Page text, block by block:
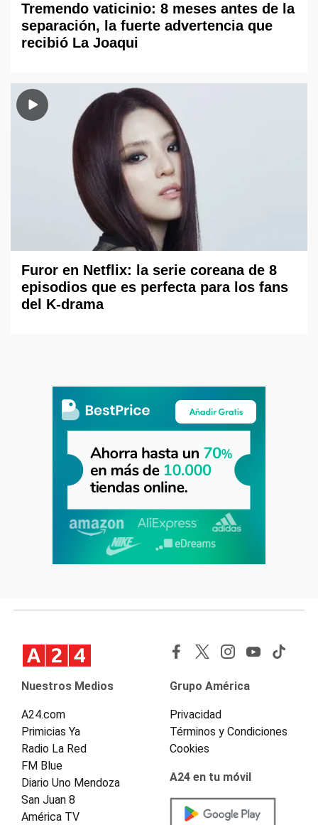
Tremendo vaticinio: 8 meses antes de la
separación, la fuerte advertencia que
recibió La Joaqui
Furor en Netflix: la serie coreana de 8
episodios que es perfecta para los fans
del K-drama
Nuestros Medios
A24.com
Primicias Ya
Radio La Red
FM Blue
Diario Uno Mendoza
San Juan 8
América TV
Grupo América
Privacidad
Términos y Condiciones
Cookies
A24 en tu móvil